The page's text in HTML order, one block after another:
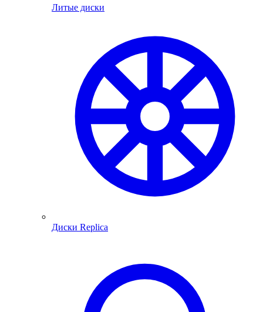
Литые диски
Диски Replica